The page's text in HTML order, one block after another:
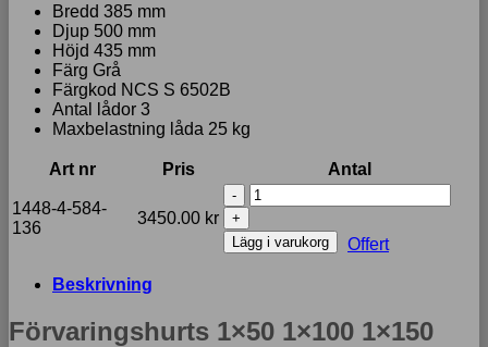
Bredd 385 mm
Djup 500 mm
Höjd 435 mm
Färg Grå
Färgkod NCS S 6502B
Antal lådor 3
Maxbelastning låda 25 kg
Art nr Pris Antal
1448-4-584-
136
3450.00 kr
Förvaringshurts
1x50
1x100
1x150
Lägg i varukorg Offert
Beskrivning
Förvaringshurts 1×50 1×100 1×150